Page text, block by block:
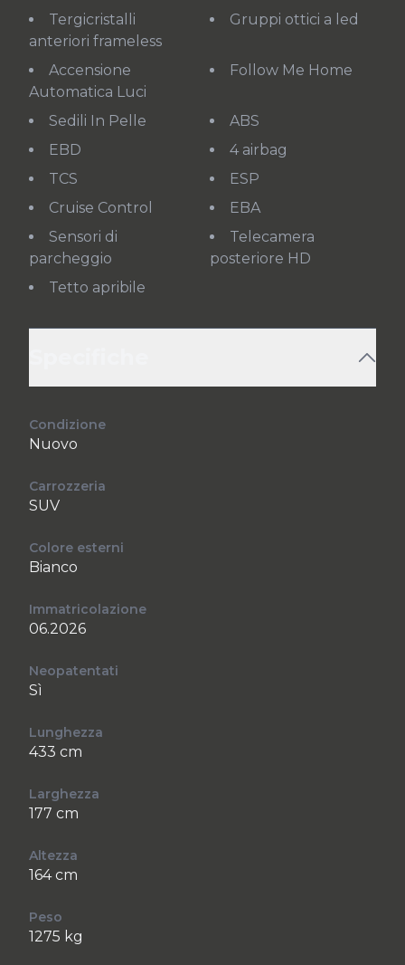
Tergicristalli
anteriori frameless
Gruppi ottici a led
Accensione
Automatica Luci
Follow Me Home
Sedili In Pelle
ABS
EBD
4 airbag
TCS
ESP
Cruise Control
EBA
Sensori di
parcheggio
Telecamera
posteriore HD
Tetto apribile
Condizione
Nuovo
Carrozzeria
SUV
Colore esterni
Bianco
Immatricolazione
06.2026
Neopatentati
Sì
Lunghezza
433 cm
Larghezza
177 cm
Altezza
164 cm
Peso
1275 kg